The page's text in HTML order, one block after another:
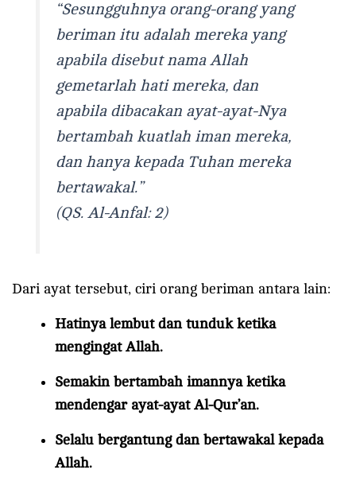
“Sesungguhnya orang-orang yang
beriman itu adalah mereka yang
apabila disebut nama Allah
gemetarlah hati mereka, dan
apabila dibacakan ayat-ayat-Nya
bertambah kuatlah iman mereka,
dan hanya kepada Tuhan mereka
bertawakal.”
(QS. Al-Anfal: 2)
Dari ayat tersebut, ciri orang beriman antara lain:
Hatinya lembut dan tunduk ketika
mengingat Allah.
Semakin bertambah imannya ketika
mendengar ayat-ayat Al-Qur’an.
Selalu bergantung dan bertawakal kepada
Allah.